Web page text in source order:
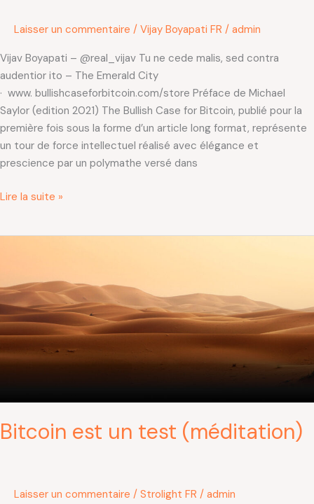
Laisser un commentaire / Vijay Boyapati FR / admin
Vijav Boyapati – @real_vijav Tu ne cede malis, sed contra
audentior ito – The Emerald City
· www. bullishcaseforbitcoin.com/store Préface de Michael
Saylor (edition 2021) The Bullish Case for Bitcoin, publié pour la
première fois sous la forme d’un article long format, représente
un tour de force intellectuel réalisé avec élégance et
prescience par un polymathe versé dans
Lire la suite »
Bitcoin est un test (méditation)
Laisser un commentaire / Strolight FR / admin
test
(méditation)